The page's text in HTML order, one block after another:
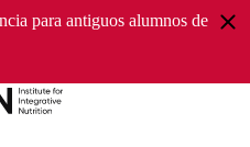
para antiguos alumnos de